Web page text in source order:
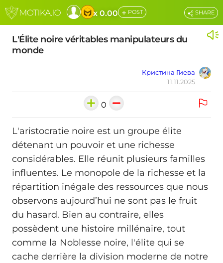
x 0.00 + POST
L'Élite noire véritables manipulateurs du
monde
Кристина Гиева
11.11.2025
SHARE
0
L'aristocratie noire est un groupe élite
détenant un pouvoir et une richesse
considérables. Elle réunit plusieurs familles
influentes. Le monopole de la richesse et la
répartition inégale des ressources que nous
observons aujourd’hui ne sont pas le fruit
du hasard. Bien au contraire, elles
possèdent une histoire millénaire, tout
comme la Noblesse noire, l'élite qui se
cache derrière la division moderne de notre